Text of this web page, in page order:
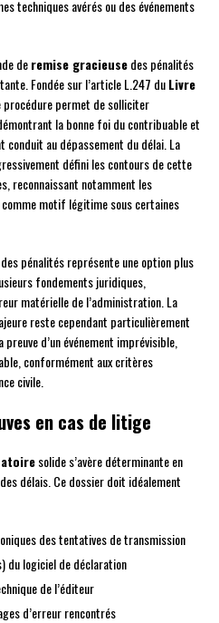
techniques avérés ou des événements
deremise gracieusedes pénalités
Fondée sur l’article L.247 duLivre
procédure permet de solliciter
la bonne foi du contribuable et
au dépassement du délai. La
défini les contours de cette
reconnaissant notamment les
motif légitime sous certaines
des pénalités représente une option plus
fondements juridiques,
matérielle de l’administration. La
reste cependant particulièrement
d’un événement imprévisible,
conformément aux critères
civile.
en cas de litige
solide s’avère déterminante en
délais. Ce dossier doit idéalement
des tentatives de transmission
du logiciel de déclaration
de l’éditeur
d’erreur rencontrés